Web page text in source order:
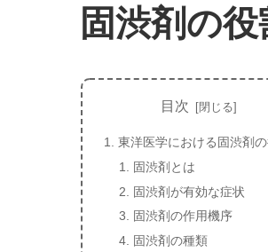
固渋剤の役
目次
東洋医学における固渋剤の
固渋剤とは
固渋剤が有効な症状
固渋剤の作用機序
固渋剤の種類